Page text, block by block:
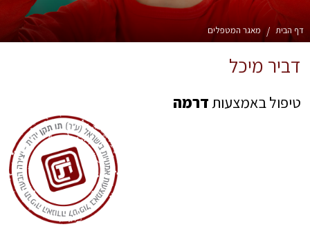
דף הבית / מאגר המטפלים
דביר מיכל
טיפול באמצעותדרמה